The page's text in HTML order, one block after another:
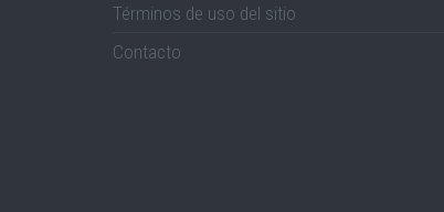
Términos de uso del sitio
Contacto